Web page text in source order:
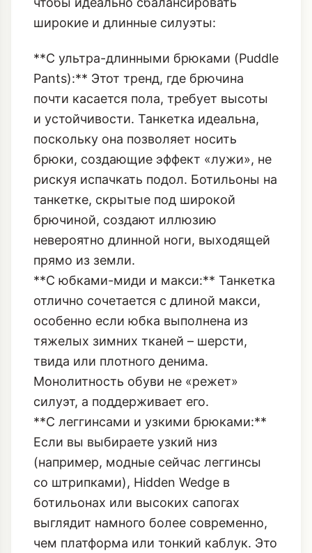
брюками и юбками
Скульптурная танкетка, особенно
чтобы идеально сбалансировать
широкие и длинные силуэты:
**С ультра-длинными брюками (Puddle
Pants):** Этот тренд, где брючина
почти касается пола, требует высоты
и устойчивости. Танкетка идеальна,
поскольку она позволяет носить
брюки, создающие эффект «лужи»
рискуя испачкать подол. Ботильоны на
танкетке, скрытые под широкой
брючиной, создают иллюзию
невероятно длинной ноги, выходящей
прямо из земли.
**С юбками-миди и макси:** Танкетка
отлично сочетается с длиной макси,
особенно если юбка выполнена из
тяжелых зимних тканей – шерсти,
твида или плотного денима.
Монолитность обуви не «режет»
силуэт, а поддерживает его.
**С леггинсами и узкими брюками:**
Если вы выбираете узкий низ
(например, модные сейчас леггинсы
со штрипками), Hidden Wedge в